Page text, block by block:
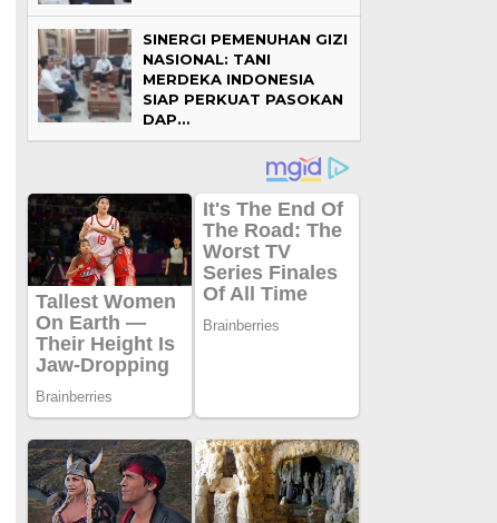
SINERGI PEMENUHAN GIZI
NASIONAL: TANI
MERDEKA INDONESIA
SIAP PERKUAT PASOKAN
DAP…